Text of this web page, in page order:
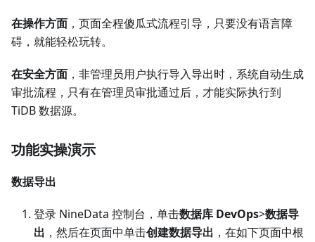
在操作方面 ，页面全程傻瓜式流程引导，只要没有语言障
碍，就能轻松玩转。
在安全方面 ，非管理员用户执行导入导出时，系统自动生成
审批流程，只有在管理员审批通过后，才能实际执行到
TiDB 数据源。
功能实操演示
数据导出
登录 NineData 控制台，单击数据库 DevOps>数据导
出 ，然后在页面中单击创建数据导出 ，在如下页面中根